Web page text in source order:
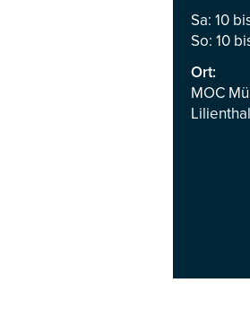
Sa: 10
So: 10
Ort:
MOC